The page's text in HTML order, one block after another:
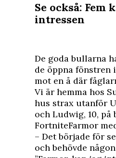
Se också:
intressen
De goda bullarna
de öppna
mot en å där
Vi är hemma hos
hus strax utanför
och Ludwig, 10,
FortniteFarmor
– Det började för
och behövde